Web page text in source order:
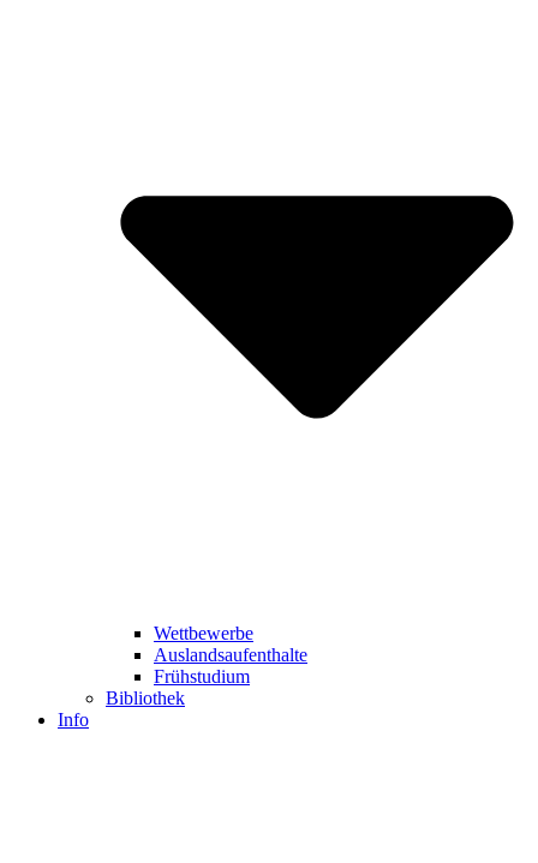
Wettbewerbe
Auslandsaufenthalte
Frühstudium
Bibliothek
Info